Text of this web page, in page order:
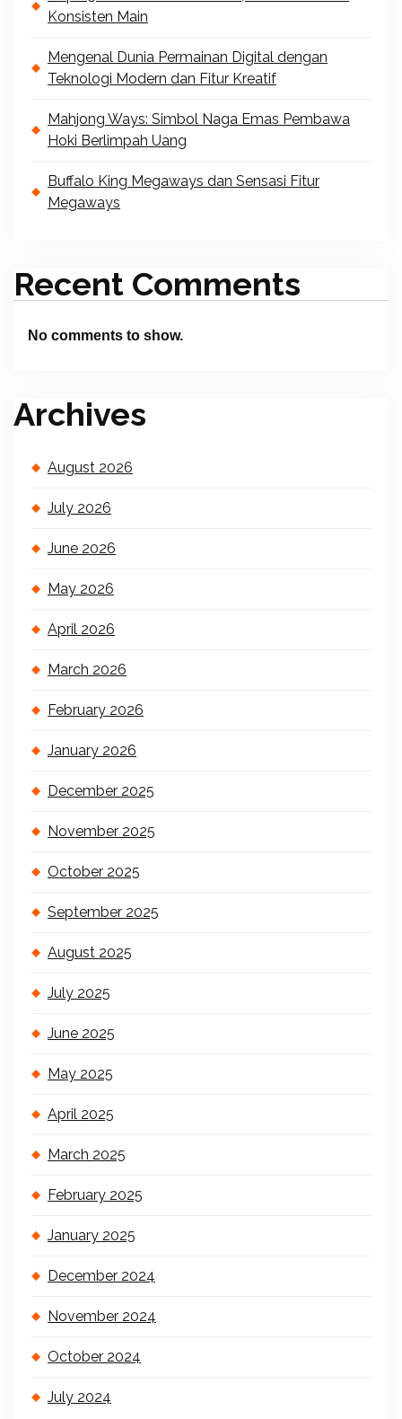
Konsisten Main
Mengenal Dunia Permainan Digital dengan
Teknologi Modern dan Fitur Kreatif
Mahjong Ways: Simbol Naga Emas Pembawa
Hoki Berlimpah Uang
Buffalo King Megaways dan Sensasi Fitur
Megaways
Recent Comments
No comments to show.
Archives
August 2026
July 2026
June 2026
May 2026
April 2026
March 2026
February 2026
January 2026
December 2025
November 2025
October 2025
September 2025
August 2025
July 2025
June 2025
May 2025
April 2025
March 2025
February 2025
January 2025
December 2024
November 2024
October 2024
July 2024